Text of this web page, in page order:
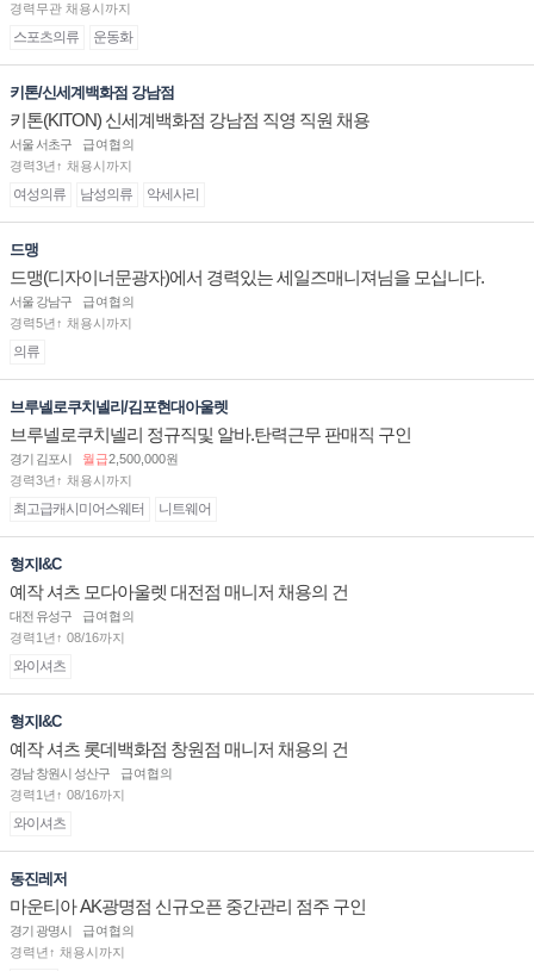
경력무관 채용시까지
스포츠의류 운동화
키톤/신세계백화점 강남점
키톤(KITON) 신세계백화점 강남점 직영 직원 채용
서울 서초구
급여협의
경력3년↑ 채용시까지
여성의류 남성의류 악세사리
드맹
드맹(디자이너문광자)에서 경력있는 세일즈매니져님을 모십니다.
서울 강남구
급여협의
경력5년↑ 채용시까지
의류
브루넬로쿠치넬리/김포현대아울렛
브루넬로쿠치넬리 정규직및 알바.탄력근무 판매직 구인
경기 김포시 월급2,500,000원
경력3년↑ 채용시까지
최고급캐시미어스웨터 니트웨어
형지I&C
예작 셔츠 모다아울렛 대전점 매니저 채용의 건
대전 유성구
급여협의
경력1년↑ 08/16까지
와이셔츠
형지I&C
예작 셔츠 롯데백화점 창원점 매니저 채용의 건
경남 창원시 성산구
급여협의
경력1년↑ 08/16까지
와이셔츠
동진레저
마운티아 AK광명점 신규오픈 중간관리 점주 구인
경기 광명시
급여협의
경력년↑ 채용시까지